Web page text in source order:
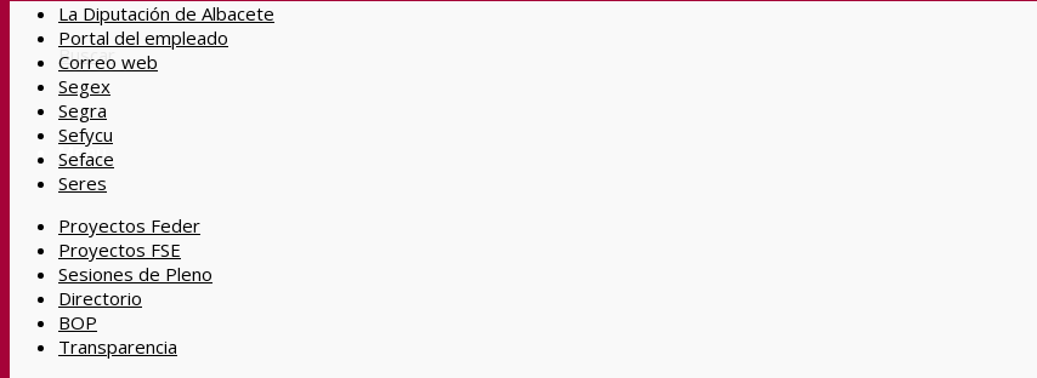
Buscar
Menú
La Diputación de Albacete
Portal del empleado
Correo web
Segex
Segra
Sefycu
Seface
Seres
Proyectos Feder
Proyectos FSE
Sesiones de Pleno
Directorio
BOP
Transparencia